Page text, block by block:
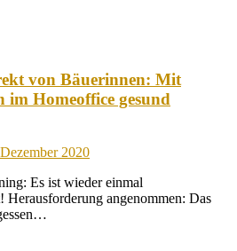
von Bäuerinnen: Mit
Homeoffice gesund
2020
Es ist wieder einmal
Herausforderung angenommen: Das